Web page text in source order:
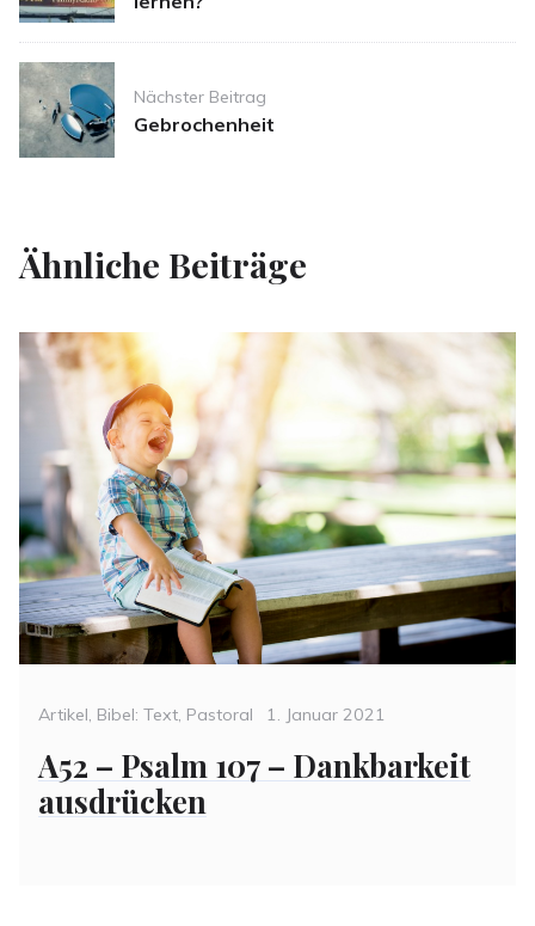
Nächster Beitrag
Gebrochenheit
Ähnliche Beiträge
Categories
Artikel, Bibel: Text, Pastoral
Posted
1. Januar 2021
A52 – Psalm 107 – Dankbarkeit
ausdrücken